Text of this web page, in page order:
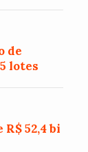
de
lotes
52,4 bi